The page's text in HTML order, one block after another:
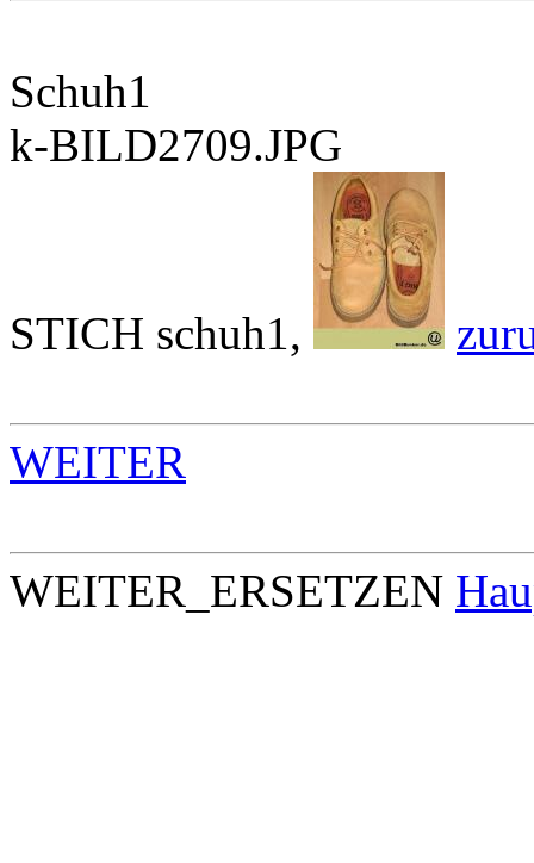
Schuh1
k-BILD2709.JPG
STICH schuh1,
WEITER
WEITER_ERSETZEN